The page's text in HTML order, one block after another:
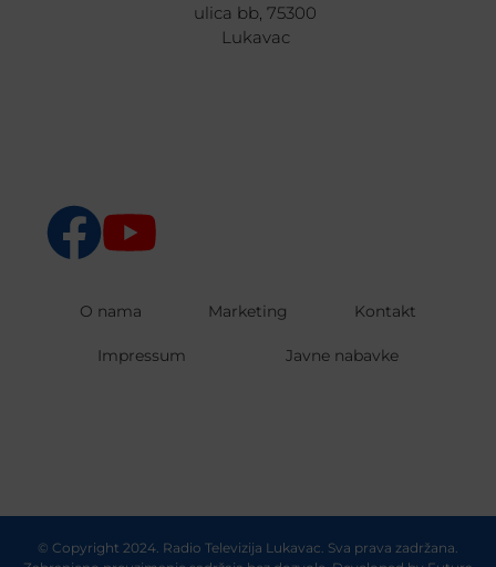
ulica bb, 75300
Lukavac
O nama Marketing Kontakt
Impressum Javne nabavke
© Copyright 2024. Radio Televizija Lukavac. Sva prava zadržana.